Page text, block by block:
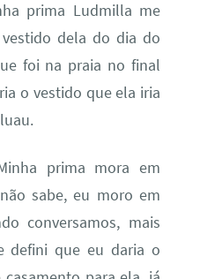
prima Ludmilla me
dela do dia do
foi na praia no final
o vestido que ela iria
prima mora em
sabe, eu moro em
conversamos, mais
defini que eu daria o